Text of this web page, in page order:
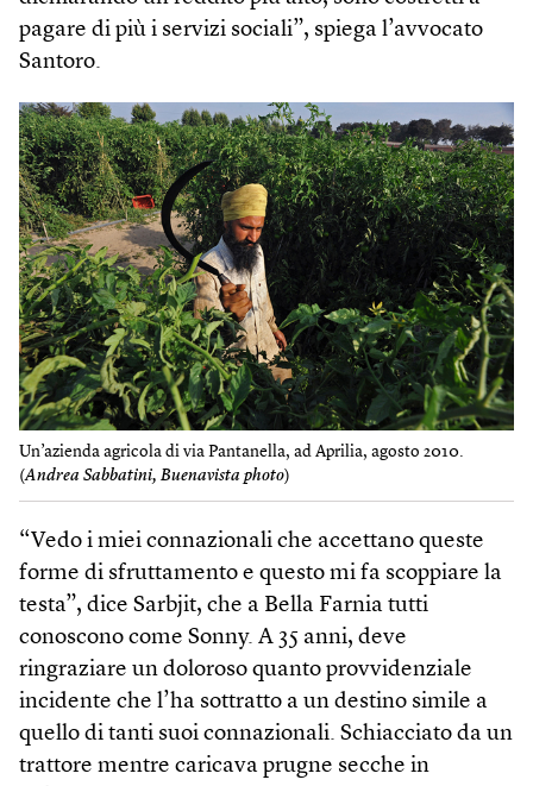
pagare di più i servizi sociali”, spiega l’avvocato
Santoro.
Un’azienda agricola di via Pantanella, ad Aprilia, agosto 2010.
(Andrea Sabbatini, Buenavista photo)
“Vedo i miei connazionali che accettano queste
forme di sfruttamento e questo mi fa scoppiare la
testa”, dice Sarbjit, che a Bella Farnia tutti
conoscono come Sonny. A 35 anni, deve
ringraziare un doloroso quanto provvidenziale
incidente che l’ha sottratto a un destino simile a
quello di tanti suoi connazionali. Schiacciato da un
trattore mentre caricava prugne secche in